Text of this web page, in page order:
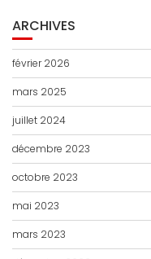
ARCHIVES
février 2026
mars 2025
juillet 2024
décembre 2023
octobre 2023
mai 2023
mars 2023